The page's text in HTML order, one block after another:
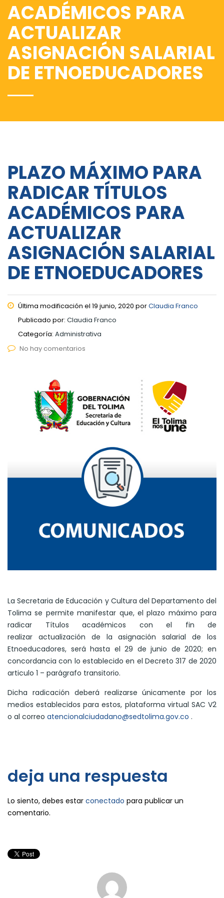
ACADÉMICOS PARA
ACTUALIZAR
ASIGNACIÓN SALARIAL
DE ETNOEDUCADORES
PLAZO MÁXIMO PARA
RADICAR TÍTULOS
ACADÉMICOS PARA
ACTUALIZAR
ASIGNACIÓN SALARIAL
DE ETNOEDUCADORES
Última modificación el 19 junio, 2020 porClaudia Franco
Publicado por: Claudia Franco
Categoría: Administrativa
No hay comentarios
La Secretaria de Educación y Cultura del Departamento del
Tolima se permite manifestar que, el plazo máximo para
radicar Títulos académicos con el fin de
realizar actualización de la asignación salarial de los
Etnoeducadores, será hasta el 29 de junio de 2020; en
concordancia con lo establecido en el Decreto 317 de 2020
articulo 1 – parágrafo transitorio.
Dicha radicación deberá realizarse únicamente por los
medios establecidos para estos, plataforma virtual SAC V2
o al correo atencionalciudadano@sedtolima.gov.co . ​
deja una respuesta
Lo siento, debes estar conectado para publicar un
comentario.